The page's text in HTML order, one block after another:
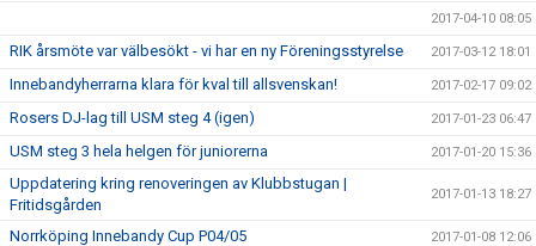
2017-04-10 08:05
RIK årsmöte var välbesökt - vi har en ny Föreningsstyrelse 2017-03-12 18:01
Innebandyherrarna klara för kval till allsvenskan! 2017-02-17 09:02
Rosers DJ-lag till USM steg 4 (igen) 2017-01-23 06:47
USM steg 3 hela helgen för juniorerna 2017-01-20 15:36
Uppdatering kring renoveringen av Klubbstugan |
Fritidsgården
2017-01-13 18:27
Norrköping Innebandy Cup P04/05 2017-01-08 12:06